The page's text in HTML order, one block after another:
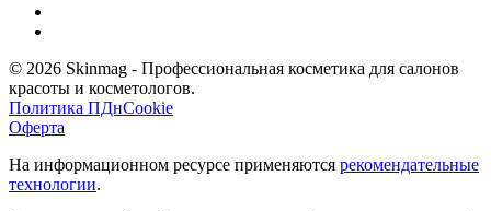
© 2026 Skinmag - Профессиональная косметика для салонов
красоты и косметологов.
Политика ПДнCookie
Оферта
На информационном ресурсе применяются рекомендательные
технологии.